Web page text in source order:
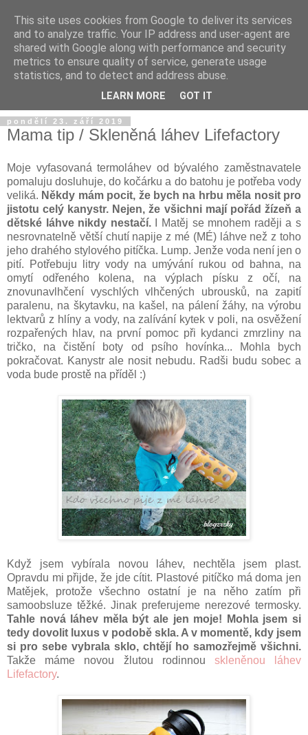
pondělí 23. září 2019
Mama tip / Skleněná láhev Lifefactory
Moje vyfasovaná termoláhev od bývalého zaměstnavatele
pomaluju dosluhuje, do kočárku a do batohu je potřeba vody
veliká. Někdy mám pocit, že bych na hrbu měla nosit pro
jistotu celý kanystr. Nejen, že všichni mají pořád žízeň a
dětské láhve nikdy nestačí.I Matěj se mnohem raději a s
nesrovnatelně větší chutí napije z mé (MÉ) láhve než z toho
jeho drahého stylového pitíčka. Lump. Jenže voda není jen o
pití. Potřebuju litry vody na umývání rukou od bahna, na
omytí odřeného kolena, na výplach písku z očí, na
znovunavlhčení vyschlých vlhčených ubrousků, na zapití
paralenu, na škytavku, na kašel, na pálení žáhy, na výrobu
lektvarů z hlíny a vody, na zalívání kytek v poli, na osvěžení
rozpařených hlav, na první pomoc při kydanci zmrzliny na
tričko, na čistění boty od psího hovínka... Mohla bych
pokračovat. Kanystr ale nosit nebudu. Radši budu sobec a
voda bude prostě na příděl :)
Když jsem vybírala novou láhev, nechtěla jsem plast.
Opravdu mi přijde, že jde cítit. Plastové pitíčko má doma jen
Matějek, protože všechno ostatní je na něho zatím při
samoobsluze těžké. Jinak preferujeme nerezové termosky.
Tahle nová láhev měla být ale jen moje! Mohla jsem si
tedy dovolit luxus v podobě skla. A v momentě, kdy jsem
si pro sebe vybrala sklo, chtějí ho samozřejmě všichni.
Takže máme novou žlutou rodinnou skleněnou láhev
Lifefactory.
This site uses cookies from Google to deliver its services
and to analyze traffic. Your IP address and user-agent are
shared with Google along with performance and security
metrics to ensure quality of service, generate usage
statistics, and to detect and address abuse.
LEARN MORE GOT IT